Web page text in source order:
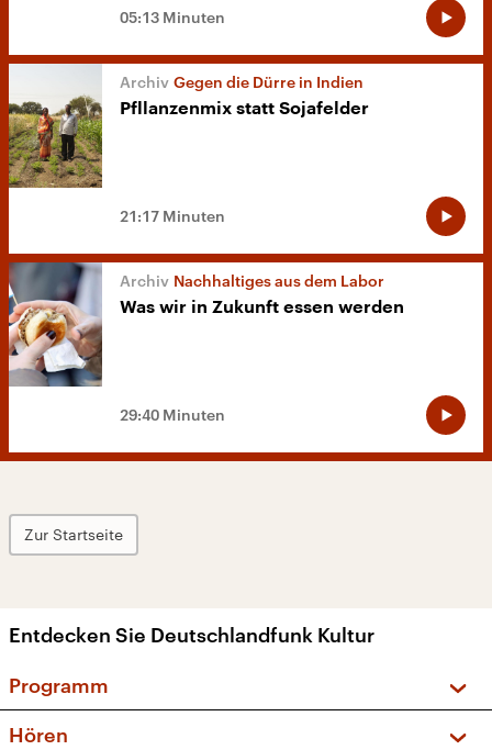
05:13 Minuten
Gegen die Dürre in Indien
Pfllanzenmix statt Sojafelder
21:17 Minuten
Nachhaltiges aus dem Labor
Was wir in Zukunft essen werden
29:40 Minuten
Zur Startseite
Entdecken Sie Deutschlandfunk Kultur
Programm
Hören